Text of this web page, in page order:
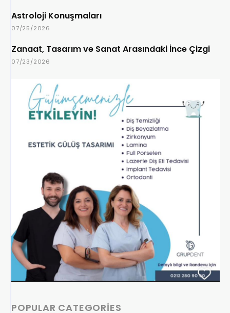
Astroloji Konuşmaları
07/25/2026
Zanaat, Tasarım ve Sanat Arasındaki İnce Çizgi
07/23/2026
POPULAR CATEGORIES